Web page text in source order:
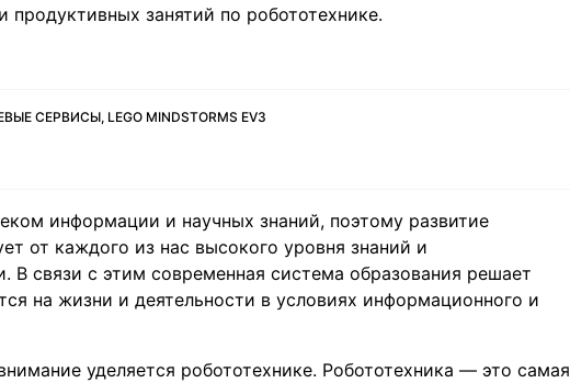
продуктивных занятий по робототехнике.
СЕРВИСЫ, LEGO MINDSTORMS EV3
информации и научных знаний, поэтому развитие
от каждого из нас высокого уровня знаний и
В связи с этим современная система образования решает
на жизни и деятельности в условиях информационного и
уделяется робототехнике. Робототехника — это самая